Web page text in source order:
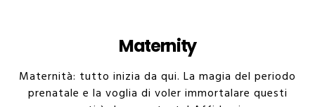
Maternity
Maternità: tutto inizia da qui. La magia del periodo
prenatale e la voglia di voler immortalare questi